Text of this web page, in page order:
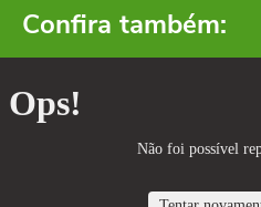
Confira também: